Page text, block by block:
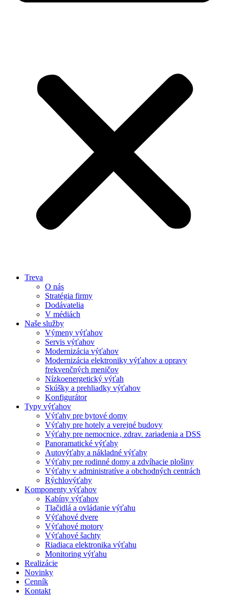
Treva
O nás
Stratégia firmy
Dodávatelia
V médiách
Naše služby
Výmeny výťahov
Servis výťahov
Modernizácia výťahov
Modernizácia elektroniky výťahov a opravy
frekvenčných meničov
Nízkoenergetický výťah
Skúšky a prehliadky výťahov
Konfigurátor
Typy výťahov
Výťahy pre bytové domy
Výťahy pre hotely a verejné budovy
Výťahy pre nemocnice, zdrav. zariadenia a DSS
Panoramatické výťahy
Autovýťahy a nákladné výťahy
Výťahy pre rodinné domy a zdvíhacie plošiny
Výťahy v administratíve a obchodných centrách
Rýchlovýťahy
Komponenty výťahov
Kabíny výťahov
Tlačidlá a ovládanie výťahu
Výťahové dvere
Výťahové motory
Výťahové šachty
Riadiaca elektronika výťahu
Monitoring výťahu
Realizácie
Novinky
Cenník
Kontakt